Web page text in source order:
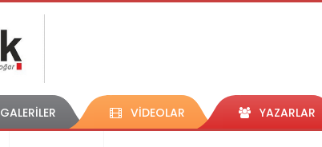
GALERİLER VİDEOLAR YAZARLAR